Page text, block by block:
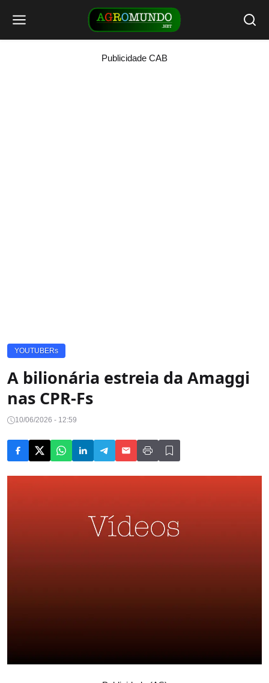
Publicidade CAB
YOUTUBERs
A bilionária estreia da Amaggi
nas CPR-Fs
10/06/2026 - 12:59